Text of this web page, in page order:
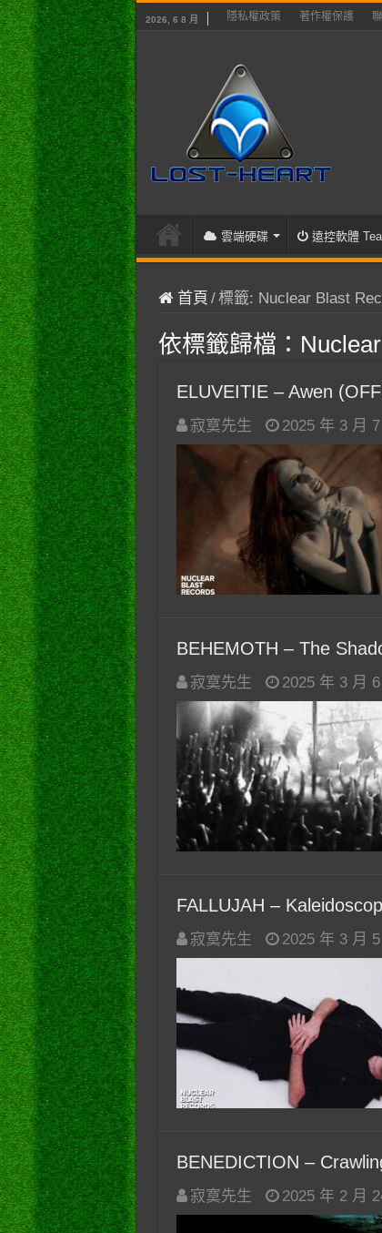
2026, 6 8 月 隱私權政策 著作權保護
雲端硬碟 遠控軟體
首頁 /標籤: Nuclear Blast
依標籤歸檔：
ELUVEITIE – Awen
寂寞先生 2025 年 3 月 7
BEHEMOTH – The
寂寞先生 2025 年 3 月 6
FALLUJAH –
寂寞先生 2025 年 3 月 5
BENEDICTION –
寂寞先生 2025 年 2 月